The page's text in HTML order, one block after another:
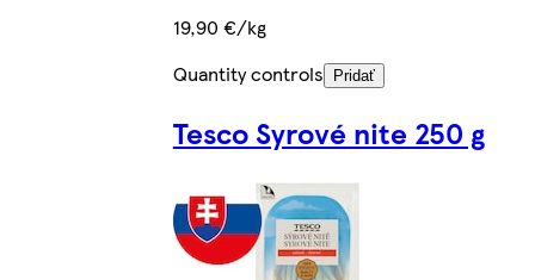
19,90 €/kg
Quantity controls
Pridať
Tesco Syrové nite 250 g